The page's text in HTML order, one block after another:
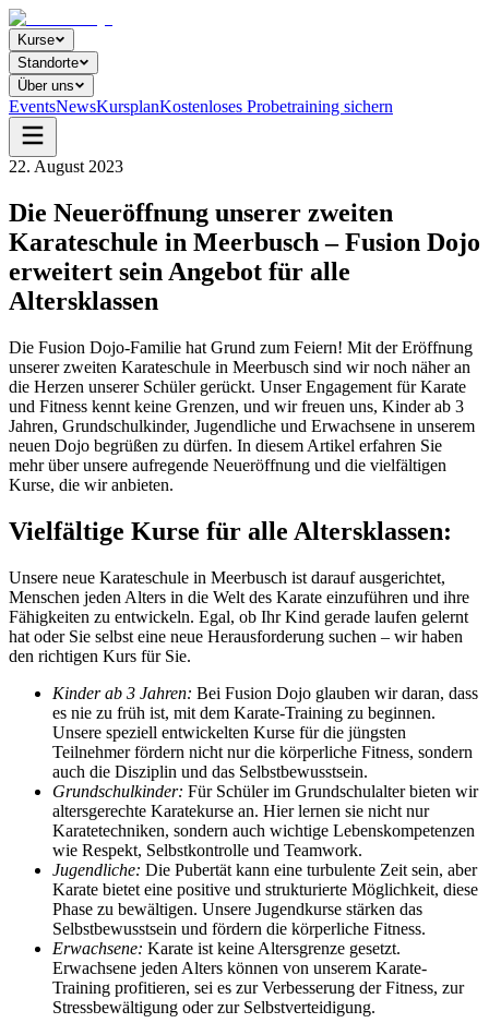
Kurse
Standorte
Über uns
EventsNewsKursplanKostenloses Probetraining sichern
22. August 2023
Die Neueröffnung unserer zweiten
Karateschule in Meerbusch – Fusion Dojo
erweitert sein Angebot für alle
Altersklassen
Die Fusion Dojo-Familie hat Grund zum Feiern! Mit der Eröffnung
unserer zweiten Karateschule in Meerbusch sind wir noch näher an
die Herzen unserer Schüler gerückt. Unser Engagement für Karate
und Fitness kennt keine Grenzen, und wir freuen uns, Kinder ab 3
Jahren, Grundschulkinder, Jugendliche und Erwachsene in unserem
neuen Dojo begrüßen zu dürfen. In diesem Artikel erfahren Sie
mehr über unsere aufregende Neueröffnung und die vielfältigen
Kurse, die wir anbieten.
Vielfältige Kurse für alle Altersklassen:
Unsere neue Karateschule in Meerbusch ist darauf ausgerichtet,
Menschen jeden Alters in die Welt des Karate einzuführen und ihre
Fähigkeiten zu entwickeln. Egal, ob Ihr Kind gerade laufen gelernt
hat oder Sie selbst eine neue Herausforderung suchen – wir haben
den richtigen Kurs für Sie.
Kinder ab 3 Jahren: Bei Fusion Dojo glauben wir daran, dass
es nie zu früh ist, mit dem Karate-Training zu beginnen.
Unsere speziell entwickelten Kurse für die jüngsten
Teilnehmer fördern nicht nur die körperliche Fitness, sondern
auch die Disziplin und das Selbstbewusstsein.
Grundschulkinder: Für Schüler im Grundschulalter bieten wir
altersgerechte Karatekurse an. Hier lernen sie nicht nur
Karatetechniken, sondern auch wichtige Lebenskompetenzen
wie Respekt, Selbstkontrolle und Teamwork.
Jugendliche: Die Pubertät kann eine turbulente Zeit sein, aber
Karate bietet eine positive und strukturierte Möglichkeit, diese
Phase zu bewältigen. Unsere Jugendkurse stärken das
Selbstbewusstsein und fördern die körperliche Fitness.
Erwachsene: Karate ist keine Altersgrenze gesetzt.
Erwachsene jeden Alters können von unserem Karate-
Training profitieren, sei es zur Verbesserung der Fitness, zur
Stressbewältigung oder zur Selbstverteidigung.